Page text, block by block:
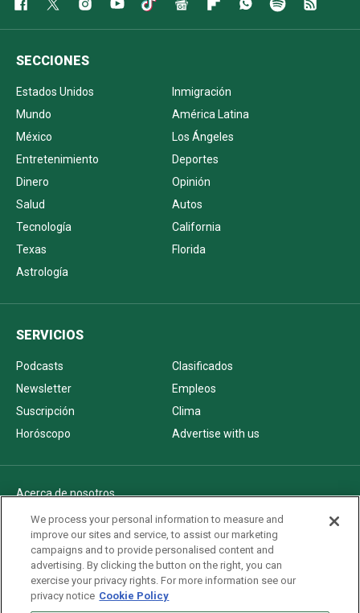
SECCIONES
Estados Unidos
Inmigración
Mundo
América Latina
México
Los Ángeles
Entretenimiento
Deportes
Dinero
Opinión
Salud
Autos
Tecnología
California
Texas
Florida
Astrología
SERVICIOS
Podcasts
Clasificados
Newsletter
Empleos
Suscripción
Clima
Horóscopo
Advertise with us
Acerca de nosotros
Politica de privacidad
Pautas Editoriales
AdChoices
Advertise with us
Newsletters
We process your personal information to measure and
improve our sites and service, to assist our marketing
campaigns and to provide personalised content and
advertising. By clicking the button on the right, you can
exercise your privacy rights. For more information see our
privacy notice Cookie Policy